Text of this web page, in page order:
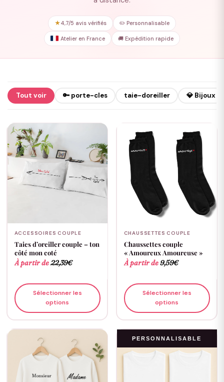
★4,7/5 avis vérifiés ✏️ Personnalisable
Atelier en France 🚚 Expédition rapide
Tout voir 🔑 porte-cles taie-doreiller 💎 Bijoux
ACCESSOIRES COUPLE
Taies d’oreiller couple – ton
côté mon coté
À partir de22,39€
Sélectionner les
options
CHAUSSETTES COUPLE
Chaussettes couple
« Amoureux Amoureuse »
À partir de9,59€
Sélectionner les
options
PERSONNALISABLE